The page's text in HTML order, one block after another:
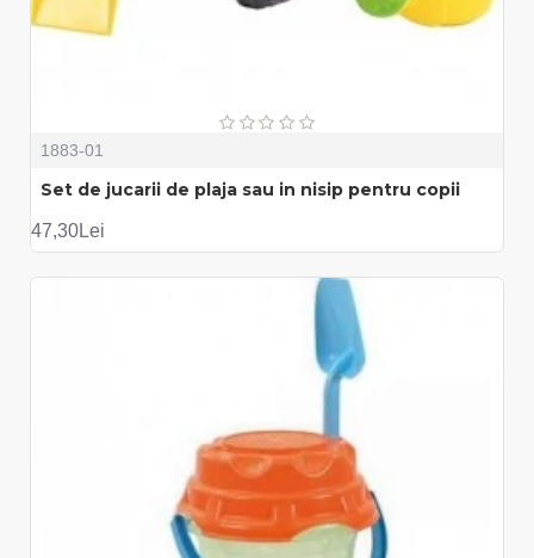
1883-01
Set de jucarii de plaja sau in nisip pentru copii
47,30Lei